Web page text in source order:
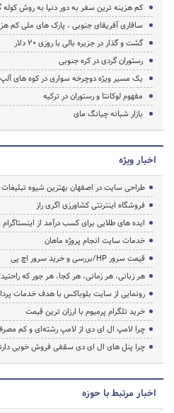
کم هزینه ترین سفر به دور دنیا به روش کوله
سافاری آفریقای جنوبی ، پارک های ملی کم
گشت و گذار در جزیره بالی با روزی ۲۰ دلار
رستوران گردی در کره جنوبی
یک مسیر ویژه دوچرخه ‌سواری در کوه ‌های
مفهوم لوکانتا و رستوران در ترکیه
بازار شبانه چیانگ مای
اخبار ویژه
طراحی سایت در اصفهان بهترین شیوه تبلیغات
فروشگاه اینترنتی کشاورزی اگری راز
ایده های طلایی برای کسب درآمد از اینستاگرام
خدمات سایت انجام پروژه ماهان
قیمت سرور HP/بررسی و خرید سرور اچ پی
هر زبانی، هر زمانی، هر کجا، هر جور که راحتید!
رونمایی از سایت بلوباکس با هدف خدمات
خرید تلگرام پرمیوم با ارزان ترین قیمت
چرا لامپ ال ای دی از لامپ رشته‌ای و کم
چرا پنل های ال ای دی سقفی فروش خوبی
اخبار مرتبط با حوزه